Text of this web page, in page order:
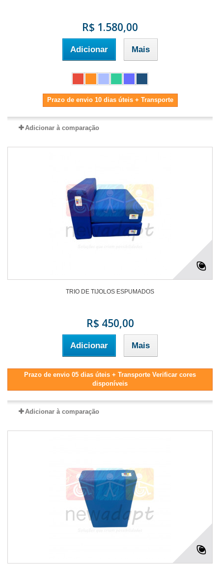
R$ 1.580,00
Adicionar Mais
Prazo de envio 10 dias úteis + Transporte
Adicionar à comparação
TRIO DE TIJOLOS ESPUMADOS
R$ 450,00
Adicionar Mais
Prazo de envio 05 dias úteis + Transporte Verificar cores
disponíveis
Adicionar à comparação